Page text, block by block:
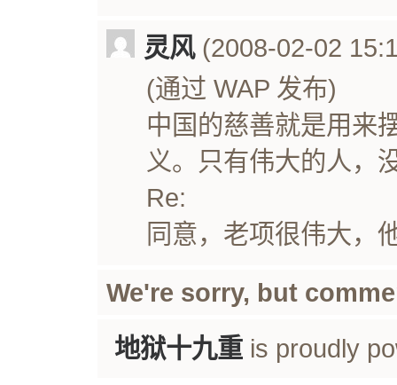
灵风(2008-02-02
(通过 WAP 发布)
中国的慈善就是用来
义。只有伟大的人，
Re:
同意，老项很伟大，
We're sorry, but
地狱十九重is proudly